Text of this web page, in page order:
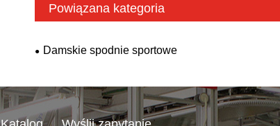
Powiązana kategoria
Damskie spodnie sportowe